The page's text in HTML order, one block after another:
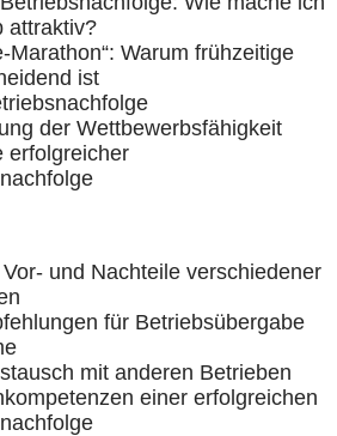
attraktiv?
Marathon“: Warum frühzeitige
ist
der Wettbewerbsfähigkeit
erfolgreicher
und Nachteile verschiedener
für Betriebsübergabe
mit anderen Betrieben
einer erfolgreichen